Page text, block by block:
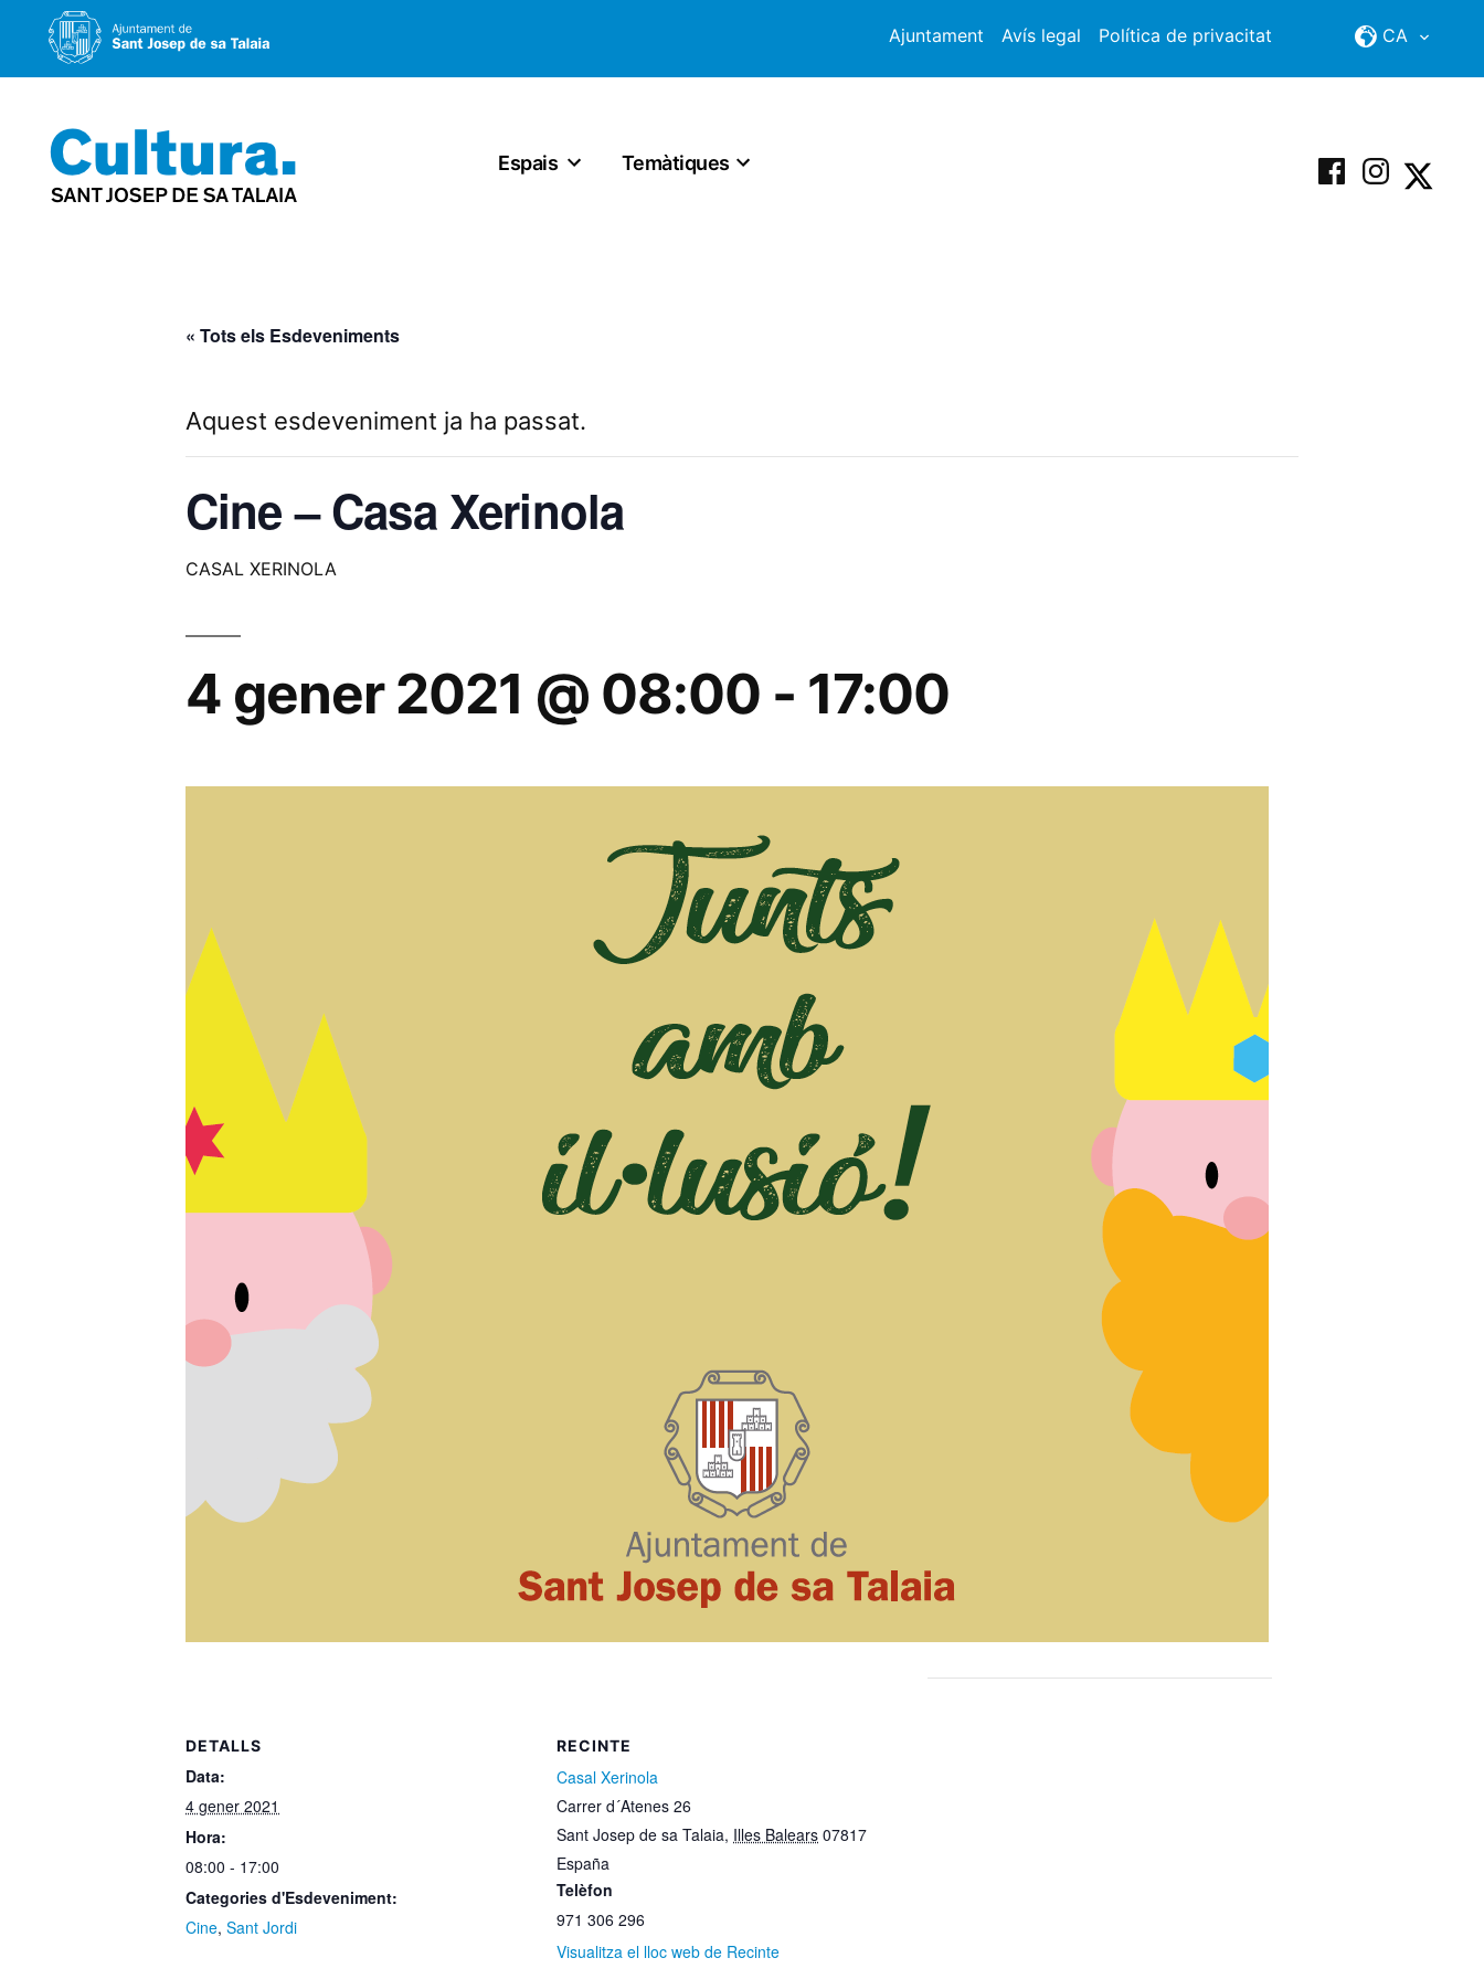
CA
Ajuntament Avís legal Política de privacitat
al
contingut
Espais Temàtiques Facebook
Instagram
X
« Tots els Esdeveniments
Aquest esdeveniment ja ha passat.
Cine – Casa Xerinola
CASAL XERINOLA
4 gener 2021 @ 08:00 - 17:00
DETALLS
Data:
4 gener 2021
Hora:
08:00 - 17:00
Categories d'Esdeveniment:
Cine, Sant Jordi
RECINTE
Casal Xerinola
Carrer d´Atenes 26
Sant Josep de sa Talaia, Illes Balears 07817
España
Telèfon
971 306 296
Visualitza el lloc web de Recinte